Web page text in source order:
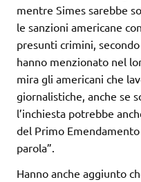
mentre Simes sarebbe
le sanzioni americane
presunti crimini,
hanno menzionato nel
mira gli americani che
giornalistiche, anche se
l’inchiesta potrebbe
del Primo
parola”.
Hanno anche aggiunto